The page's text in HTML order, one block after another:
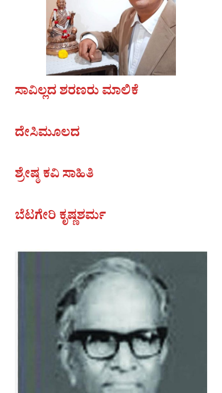
ಸಾವಿಲ್ಲದ ಶರಣರು ಮಾಲಿಕೆ
ದೇಸಿಮೂಲದ
ಶ್ರೇಷ್ಠ ಕವಿ ಸಾಹಿತಿ
ಬೆಟಗೇರಿ ಕೃಷ್ಣಶರ್ಮ